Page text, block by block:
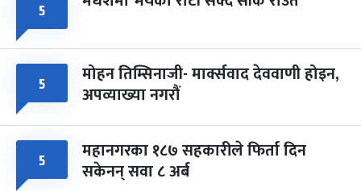
५
५ मोहन तिम्सिनाजी- मार्क्सवाद देववाणी होइन,
अपव्याख्या नगरौं
५ महानगरका १८७ सहकारीले फिर्ता दिन
सकेनन् सवा ८ अर्ब